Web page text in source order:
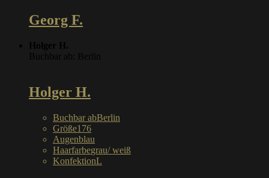
Georg F.
Holger H.
Buchbar ab: Berlin
Holger H.
Buchbar abBerlin
Größe176
Augenblau
Haarfarbegrau/ weiß
KonfektionL